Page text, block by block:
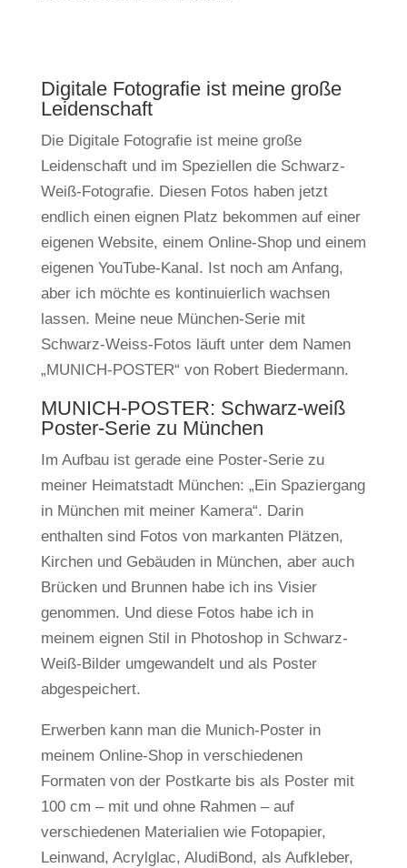
Digitale Fotografie ist meine große
Leidenschaft
Die Digitale Fotografie ist meine große
Leidenschaft und im Speziellen die Schwarz-
Weiß-Fotografie. Diesen Fotos haben jetzt
endlich einen eignen Platz bekommen auf einer
eigenen Website, einem Online-Shop und einem
eigenen YouTube-Kanal. Ist noch am Anfang,
aber ich möchte es kontinuierlich wachsen
lassen. Meine neue München-Serie mit
Schwarz-Weiss-Fotos läuft unter dem Namen
„MUNICH-POSTER“ von Robert Biedermann.
MUNICH-POSTER: Schwarz-weiß
Poster-Serie zu München
Im Aufbau ist gerade eine Poster-Serie zu
meiner Heimatstadt München: „Ein Spaziergang
in München mit meiner Kamera“. Darin
enthalten sind Fotos von markanten Plätzen,
Kirchen und Gebäuden in München, aber auch
Brücken und Brunnen habe ich ins Visier
genommen. Und diese Fotos habe ich in
meinem eignen Stil in Photoshop in Schwarz-
Weiß-Bilder umgewandelt und als Poster
abgespeichert.
Erwerben kann man die Munich-Poster in
meinem Online-Shop in verschiedenen
Formaten von der Postkarte bis als Poster mit
100 cm – mit und ohne Rahmen – auf
verschiedenen Materialien wie Fotopapier,
Leinwand, Acrylglac, AludiBond, als Aufkleber,